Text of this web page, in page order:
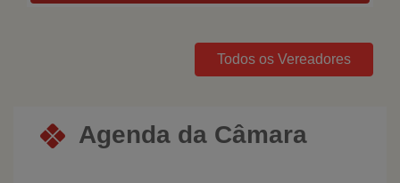
Todos os Vereadores
Agenda da Câmara